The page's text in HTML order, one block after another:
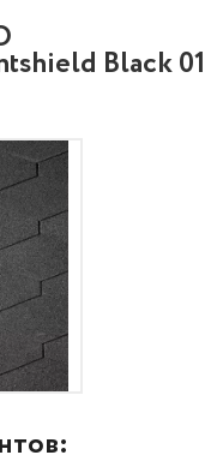
Black 01